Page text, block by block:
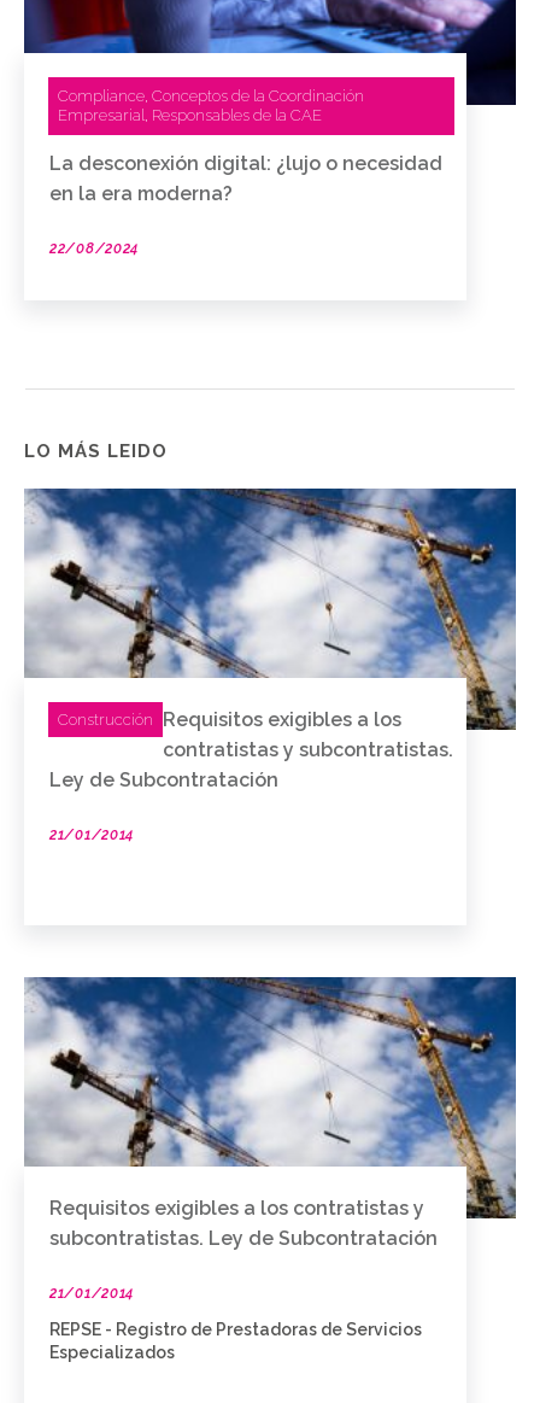
Compliance, Conceptos de la Coordinación
Empresarial , Responsables de la CAE
La desconexión digital: ¿lujo o necesidad
en la era moderna?
22/08/2024
LO MÁS LEIDO
Construcción
Requisitos exigibles a los
contratistas y subcontratistas.
Ley de Subcontratación
21/01/2014
Requisitos exigibles a los contratistas y
subcontratistas. Ley de Subcontratación
21/01/2014
REPSE - Registro de Prestadoras de Servicios
Especializados